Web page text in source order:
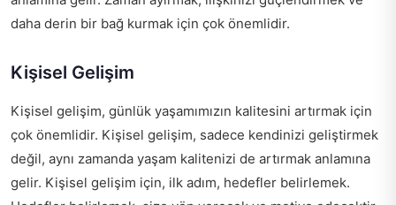
daha derin bir bağ kurmak için çok önemlidir.
Kişisel Gelişim
Kişisel gelişim, günlük yaşamımızın kalitesini artırmak için
çok önemlidir. Kişisel gelişim, sadece kendinizi geliştirmek
değil, aynı zamanda yaşam kalitenizi de artırmak anlamına
gelir. Kişisel gelişim için, ilk adım, hedefler belirlemek.